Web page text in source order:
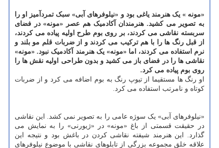
«مونه » یک هنرمند یاغی بود و «نیلوفرهای آبی» سبک تمردآمیز او را
به تصویر می کشید. هنرمندان آکادمیک هم عصر «مونه» در فضای
سربسته نقاشی می کردند، بر روی بوم طرح اولیه پیاده می کردند،
از قبل رنگ ها را با هم ترکیب می کردند و از ضربات قلم مو بلند و
نرم استفاده می کردند، اما «مونه» یک هنرمند آکادمیک نبود. «مونه»
نقاشی ها را در فضای باز می کشید و بدون طراحی اولیه نقش ها را
روی بوم پیاده می کرد.
او رنگ ها مستقیما از تیوپ رنگ به بوم اضافه می کرد و از ضربات
کوتاه و نامرتب استفاده می کرد.
«نیلوفرهای آبی» یک سوژه عامی را به تصویر نمی کشد. این نقاشی
در حقیقت قسمتی از باغ «مونه» در «ژیورنی» را به نمایش می
گذارد. این هنرمند شیفته نقاشی کردن در باغش بود و نتیجه این
علاقه خلق مجموعه بزرگی از تابلوهای نقاشی با موضوع نیلوفرهای